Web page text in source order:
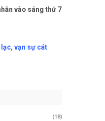
vào sáng thứ 7
lạc, vạn sự cát
(18)